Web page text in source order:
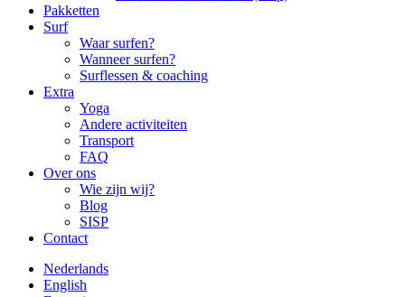
Pakketten
Surf
Waar surfen?
Wanneer surfen?
Surflessen & coaching
Extra
Yoga
Andere activiteiten
Transport
FAQ
Over ons
Wie zijn wij?
Blog
SISP
Contact
Nederlands
English